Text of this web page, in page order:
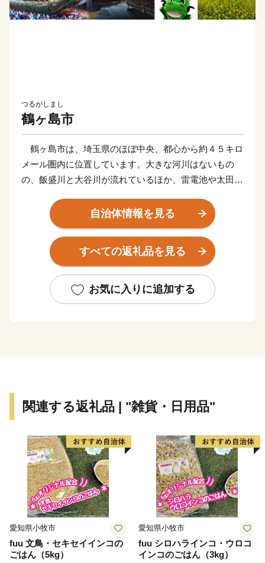
つるがしまし
鶴ヶ島市
鶴ヶ島市は、埼玉県のほぼ中央、都心から約４５キロ
メール圏内に位置しています。大きな河川はないもの
の、飯盛川と大谷川が流れているほか、雷電池や太田ヶ
東京への通勤圏に属する良好な居住空間が広がる一
方、雑木林や農地などといった武蔵野の原風景が残され
ており、都市と自然の調和したまちです。
本市には東武東上線、越生線の３駅があり、東武東上
ていることなどから、東京都心や横浜などに直接行ける
という恵まれた条件を持っています。
自治体情報を見る
すべての返礼品を見る
お気に入りに追加する
関連する返礼品 | "雑貨・日用品"
愛知県小牧市
fuu 文鳥・セキセイインコの
ごはん（5kg）
愛知県小牧市
fuu シロハラインコ・ウロコ
インコのごはん（3kg）